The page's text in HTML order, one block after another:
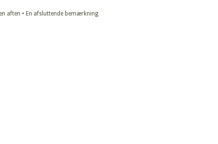
aften • En afsluttende bemærkning